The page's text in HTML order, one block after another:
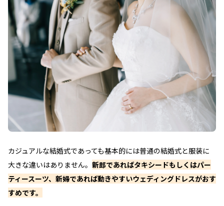
カジュアルな結婚式であっても基本的には普通の結婚式と服装に
大きな違いはありません。 新郎であればタキシードもしくはパー
ティースーツ、新婦であれば動きやすいウェディングドレスがおす
すめです。